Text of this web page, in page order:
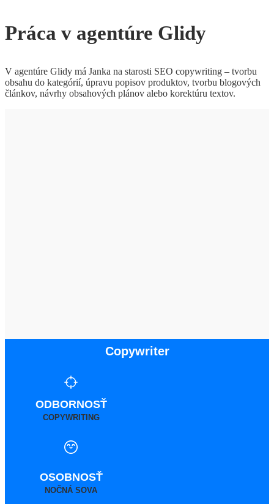
Práca v agentúre Glidy
V agentúre Glidy má Janka na starosti SEO copywriting – tvorbu
obsahu do kategórií, úpravu popisov produktov, tvorbu blogových
článkov, návrhy obsahových plánov alebo korektúru textov.
Copywriter
ODBORNOSŤ
COPYWRITING
OSOBNOSŤ
NOČNÁ SOVA